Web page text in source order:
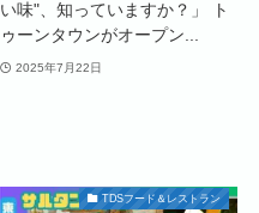
い味"、知っていますか？」 ト
ゥーンタウンがオープン...
2025年7月22日
TDSフード＆レストラン